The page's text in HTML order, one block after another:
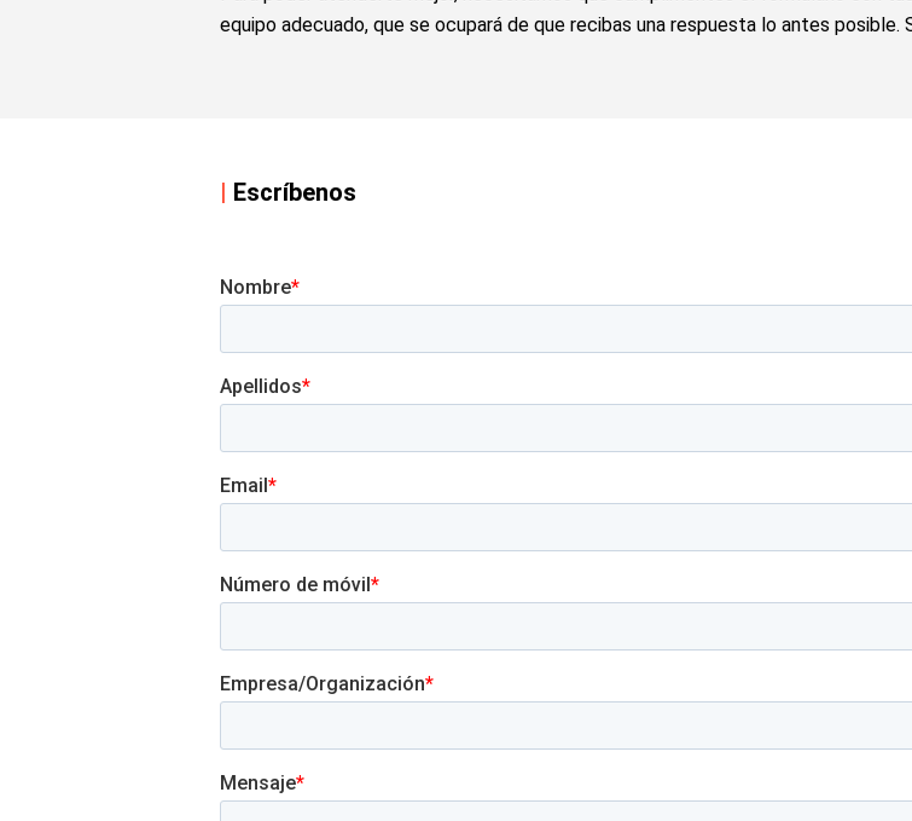
equipo adecuado, que se ocupará de que recibas una respuesta lo antes
| Escríbenos